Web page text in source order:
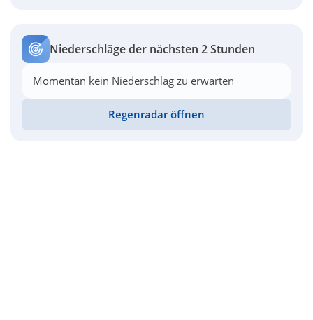
Niederschläge der nächsten 2 Stunden
Momentan kein Niederschlag zu erwarten
Regenradar öffnen